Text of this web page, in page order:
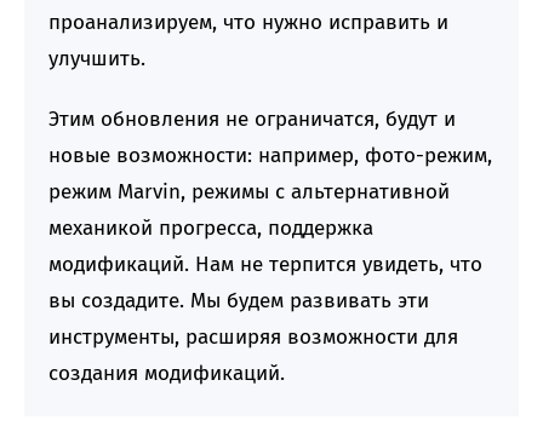
проанализируем, что нужно исправить и
улучшить.
Этим обновления не ограничатся, будут и
новые возможности: например, фото-режим,
режим Marvin, режимы с альтернативной
механикой прогресса, поддержка
модификаций. Нам не терпится увидеть, что
вы создадите. Мы будем развивать эти
инструменты, расширяя возможности для
создания модификаций.